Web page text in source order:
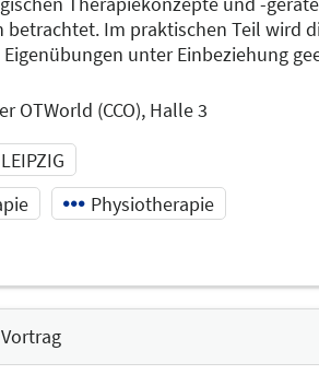
betrachtet. Im praktischen Teil wird
unter Einbeziehung
OTWorld (CCO), Halle 3
Physiotherapie
Vortrag